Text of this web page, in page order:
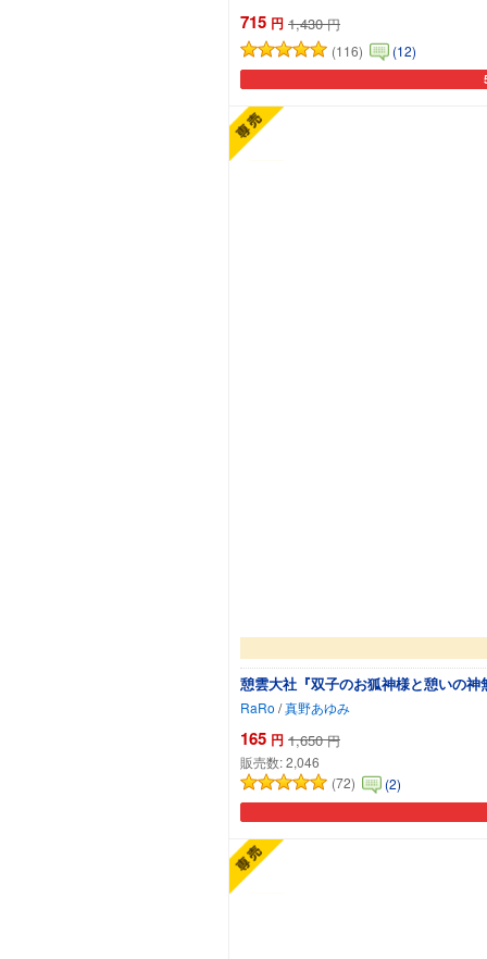
715 円 1,430 円
(116)
(12)
憩雲大社『双子のお狐神様と憩いの
RaRo /真野あゆみ
165 円 1,650 円
販売数:2,046
(72)
(2)